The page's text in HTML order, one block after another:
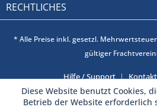
RECHTLICHES
* Alle Preise inkl. gesetzl.
gültiger
Hilfe / Support Kontakt
Diese Website benutzt Cookies,
Betrieb der Website erforderlich